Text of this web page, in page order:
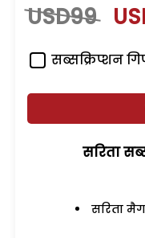
USD99
सब्सक्रिप्शन
सरिता
सरिता